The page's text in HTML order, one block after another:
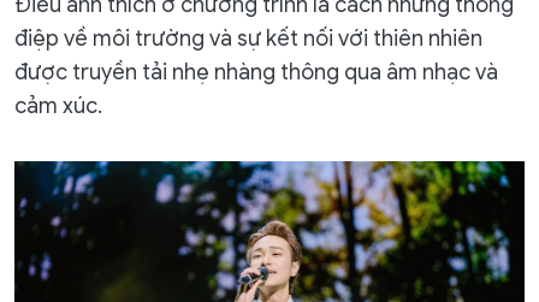
điệp về môi trường và sự kết nối với thiên nhiên
được truyền tải nhẹ nhàng thông qua âm nhạc và
cảm xúc.